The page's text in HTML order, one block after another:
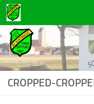
Zum Inhalt springen
CROPPED-